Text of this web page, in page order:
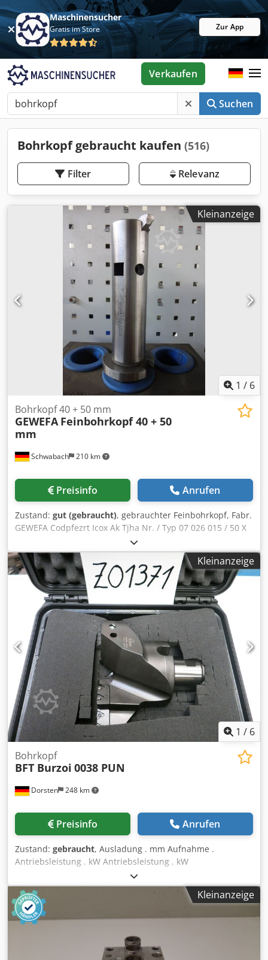
Maschinensucher
Gratis im Store Zur App
Suchen
Verkaufen
Bohrkopf gebraucht kaufen (516)
Filter Relevanz
Kleinanzeige
1 / 6
Schwabach 210 km
Bohrkopf 40 + 50 mm
GEWEFA Feinbohrkopf 40 + 50
mm
Preisinfo Anrufen
Zustand: gut (gebraucht), gebrauchter Feinbohrkopf, Fabr.
GEWEFA Codpfezrt Icox Ak Tjha Nr. / Typ 07 026 015 / 50 X
160 --- und --- Nr. / Typ 07 026 012 / 40 X 160
Kleinanzeige
1 / 6
Dorsten 248 km
Bohrkopf
BFT Burzoi 0038 PUN
Preisinfo Anrufen
Zustand: gebraucht, Ausladung . mm Aufnahme .
Antriebsleistung . kW Antriebsleistung . kW
Gesamtleistungsbedarf . kW Maschinengewicht ca. . t
Raumbedarf ca. . m 181-187 Die techn. Daten sind
Hersteller- bzw. Betreiberangaben und daher für uns
unverbindlich. Einen Zwischenverkauf behalten wir uns
vor; es gelten ausschließlich unsere Geschäfts- und
Verkaufsbedingungen. Über uns mehr als 400 eigene
Maschinen im Lager über 15.000 m² Lagerfläche,
Kleinanzeige